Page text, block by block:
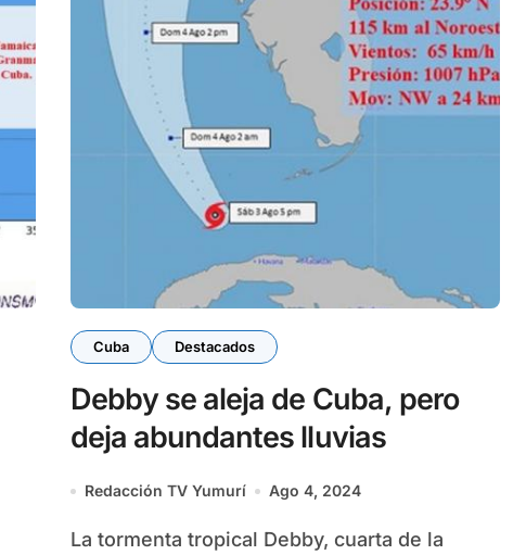
Cuba Destacados
Debby se aleja de Cuba, pero
deja abundantes lluvias
Redacción TV Yumurí Ago 4, 2024
La tormenta tropical Debby, cuarta de la